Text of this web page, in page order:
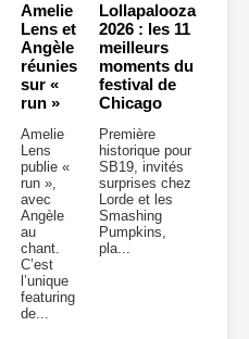
Amelie
Lens et
Angèle
réunies
sur «
run »
Amelie
Lens
publie «
run »,
avec
Angèle
au
chant.
C’est
l’unique
featuring
de...
Lollapalooza
2026 : les 11
meilleurs
moments du
festival de
Chicago
Première
historique pour
SB19, invités
surprises chez
Lorde et les
Smashing
Pumpkins,
pla...